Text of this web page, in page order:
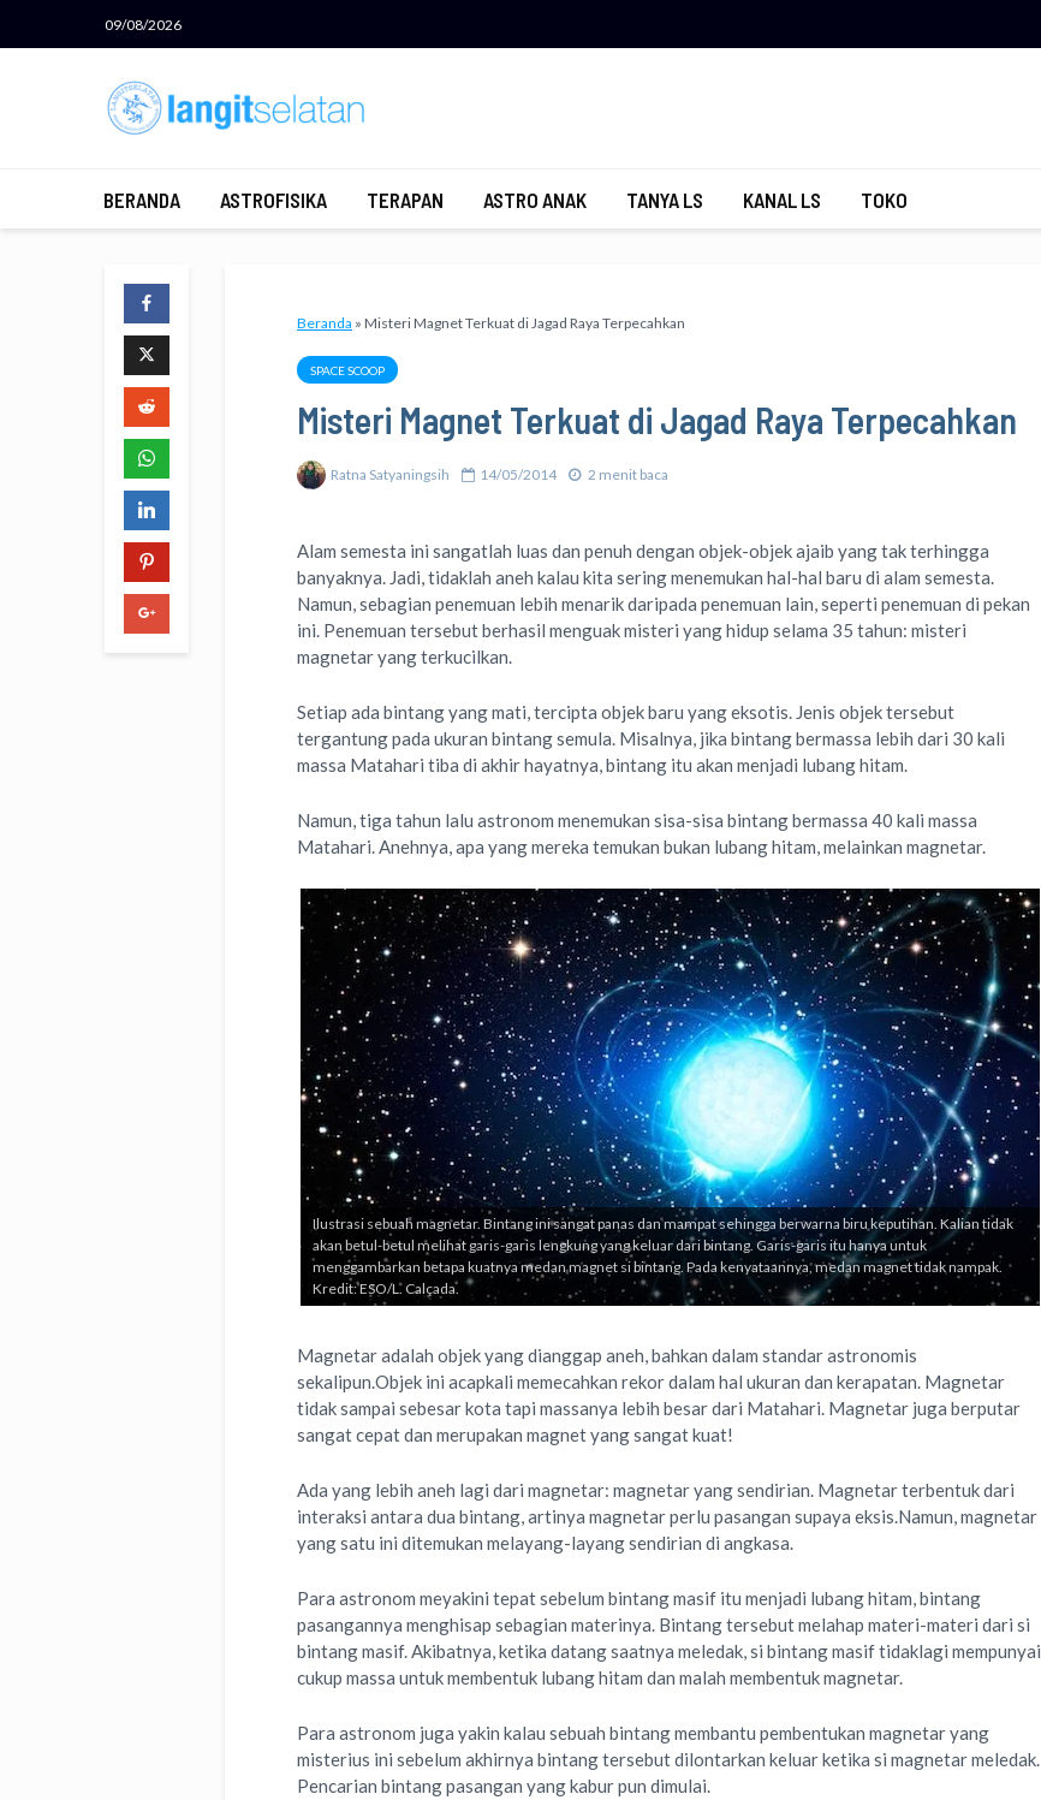
09/08/2026
BERANDA ASTROFISIKA TERAPAN ASTRO ANAK TANYA LS KANAL LS TOKO
Beranda » Misteri Magnet Terkuat di Jagad Raya Terpecahkan
SPACE SCOOP
Misteri Magnet Terkuat di Jagad Raya Terpecahkan
Ratna Satyaningsih 14/05/2014 2 menit baca
Alam semesta ini sangatlah luas dan penuh dengan objek-objek ajaib yang tak terhingga
banyaknya. Jadi, tidaklah aneh kalau kita sering menemukan hal-hal baru di alam semesta.
Namun, sebagian penemuan lebih menarik daripada penemuan lain, seperti penemuan di pekan
ini. Penemuan tersebut berhasil menguak misteri yang hidup selama 35 tahun: misteri
magnetar yang terkucilkan.
Setiap ada bintang yang mati, tercipta objek baru yang eksotis. Jenis objek tersebut
tergantung pada ukuran bintang semula. Misalnya, jika bintang bermassa lebih dari 30 kali
massa Matahari tiba di akhir hayatnya, bintang itu akan menjadi lubang hitam.
Namun, tiga tahun lalu astronom menemukan sisa-sisa bintang bermassa 40 kali massa
Matahari. Anehnya, apa yang mereka temukan bukan lubang hitam, melainkan magnetar.
Ilustrasi sebuah magnetar. Bintang ini sangat panas dan mampat sehingga berwarna biru keputihan. Kalian tidak
akan betul-betul melihat garis-garis lengkung yang keluar dari bintang. Garis-garis itu hanya untuk
menggambarkan betapa kuatnya medan magnet si bintang. Pada kenyataannya, medan magnet tidak nampak.
Kredit: ESO/L. Calçada.
Magnetar adalah objek yang dianggap aneh, bahkan dalam standar astronomis
sekalipun.Objek ini acapkali memecahkan rekor dalam hal ukuran dan kerapatan. Magnetar
tidak sampai sebesar kota tapi massanya lebih besar dari Matahari. Magnetar juga berputar
sangat cepat dan merupakan magnet yang sangat kuat!
Ada yang lebih aneh lagi dari magnetar: magnetar yang sendirian. Magnetar terbentuk dari
interaksi antara dua bintang, artinya magnetar perlu pasangan supaya eksis.Namun, magnetar
yang satu ini ditemukan melayang-layang sendirian di angkasa.
Para astronom meyakini tepat sebelum bintang masif itu menjadi lubang hitam, bintang
pasangannya menghisap sebagian materinya. Bintang tersebut melahap materi-materi dari si
bintang masif. Akibatnya, ketika datang saatnya meledak, si bintang masif tidaklagi mempunyai
cukup massa untuk membentuk lubang hitam dan malah membentuk magnetar.
Para astronom juga yakin kalau sebuah bintang membantu pembentukan magnetar yang
misterius ini sebelum akhirnya bintang tersebut dilontarkan keluar ketika si magnetar meledak.
Pencarian bintang pasangan yang kabur pun dimulai.